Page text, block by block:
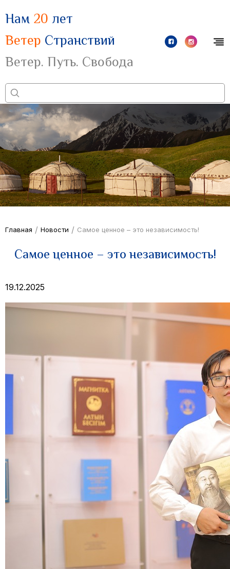
Нам 20 лет
Ветер Странствий
Ветер. Путь. Свобода
Главная / Новости / Самое ценное – это независимость!
Самое ценное – это независимость!
19.12.2025